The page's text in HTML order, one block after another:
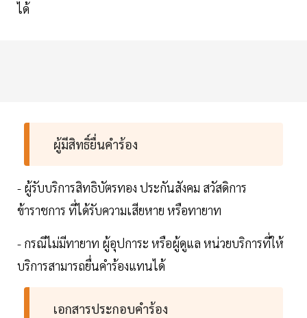
ได้
ผู้มีสิทธิ์ยื่นคำร้อง
- ผู้รับบริการสิทธิบัตรทอง ประกันสังคม สวัสดิการ
ข้าราชการ ที่ได้รับความเสียหาย หรือทายาท
- กรณีไม่มีทายาท ผู้อุปการะ หรือผู้ดูแล หน่วยบริการที่ให้
บริการสามารถยื่นคำร้องแทนได้
เอกสารประกอบคำร้อง